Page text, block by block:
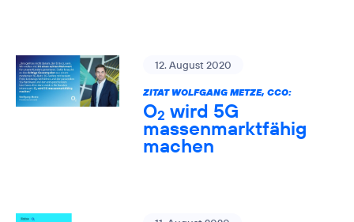
12. August 2020
ZITAT WOLFGANG METZE, CCO:
O2 wird 5G
massenmarktfähig
machen